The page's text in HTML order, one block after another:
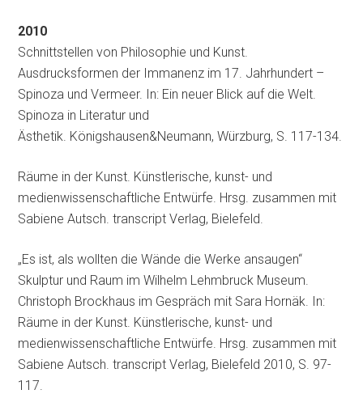
2010
Schnittstellen von Philosophie und Kunst.
Ausdrucksformen der Immanenz im 17. Jahrhundert –
Spinoza und Vermeer. In: Ein neuer Blick auf die Welt.
Spinoza in Literatur und
Ästhetik. Königshausen&Neumann, Würzburg, S. 117-134.
Räume in der Kunst. Künstlerische, kunst- und
medienwissenschaftliche Entwürfe. Hrsg. zusammen mit
Sabiene Autsch. transcript Verlag, Bielefeld.
„Es ist, als wollten die Wände die Werke ansaugen“
Skulptur und Raum im Wilhelm Lehmbruck Museum.
Christoph Brockhaus im Gespräch mit Sara Hornäk. In:
Räume in der Kunst. Künstlerische, kunst- und
medienwissenschaftliche Entwürfe. Hrsg. zusammen mit
Sabiene Autsch. transcript Verlag, Bielefeld 2010, S. 97-
117.